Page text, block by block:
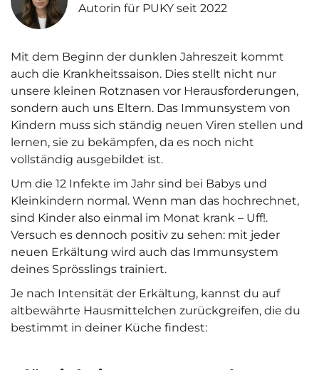
Autorin für PUKY seit 2022
Mit dem Beginn der dunklen Jahreszeit kommt
auch die Krankheitssaison. Dies stellt nicht nur
unsere kleinen Rotznasen vor Herausforderungen,
sondern auch uns Eltern. Das Immunsystem von
Kindern muss sich ständig neuen Viren stellen und
lernen, sie zu bekämpfen, da es noch nicht
vollständig ausgebildet ist.
Um die 12 Infekte im Jahr sind bei Babys und
Kleinkindern normal. Wenn man das hochrechnet,
sind Kinder also einmal im Monat krank – Uff!.
Versuch es dennoch positiv zu sehen: mit jeder
neuen Erkältung wird auch das Immunsystem
deines Sprösslings trainiert.
Je nach Intensität der Erkältung, kannst du auf
altbewährte Hausmittelchen zurückgreifen, die du
bestimmt in deiner Küche findest: